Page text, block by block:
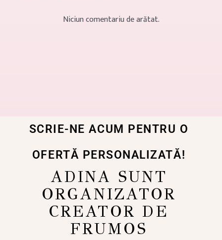
Niciun comentariu de arătat.
SCRIE-NE ACUM PENTRU O
OFERTĂ PERSONALIZATĂ!
ADINA SUNT
ORGANIZATOR
CREATOR DE
FRUMOS